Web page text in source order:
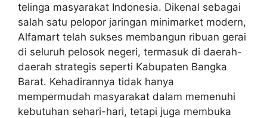
telinga masyarakat Indonesia. Dikenal sebagai
salah satu pelopor jaringan minimarket modern,
Alfamart telah sukses membangun ribuan gerai
di seluruh pelosok negeri, termasuk di daerah-
daerah strategis seperti Kabupaten Bangka
Barat. Kehadirannya tidak hanya
mempermudah masyarakat dalam memenuhi
kebutuhan sehari-hari, tetapi juga membuka